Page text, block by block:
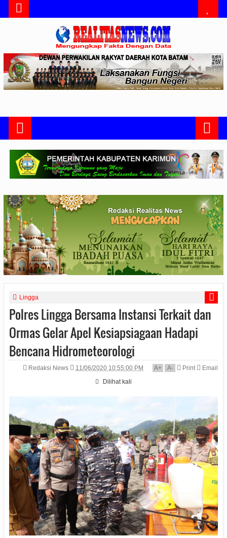
Lingga
Polres Lingga Bersama Instansi Terkait dan
Ormas Gelar Apel Kesiapsiagaan Hadapi
Bencana Hidrometeorologi
Redaksi News 11/06/2020 10:55:00 PM A+ A- Print
Email
Dilihat kali